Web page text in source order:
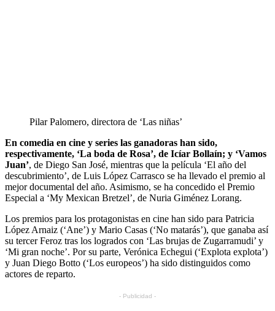
Pilar Palomero, directora de ‘Las niñas’
En comedia en cine y series las ganadoras han sido,
respectivamente, ‘La boda de Rosa’, de Icíar Bollaín; y ‘Vamos
Juan’, de Diego San José, mientras que la película ‘El año del
descubrimiento’, de Luis López Carrasco se ha llevado el premio al
mejor documental del año. Asimismo, se ha concedido el Premio
Especial a ‘My Mexican Bretzel’, de Nuria Giménez Lorang.
Los premios para los protagonistas en cine han sido para Patricia
López Arnaiz (‘Ane’) y Mario Casas (‘No matarás’), que ganaba así
su tercer Feroz tras los logrados con ‘Las brujas de Zugarramudi’ y
‘Mi gran noche’. Por su parte, Verónica Echegui (‘Explota explota’)
y Juan Diego Botto (‘Los europeos’) ha sido distinguidos como
actores de reparto.
- Publicidad -